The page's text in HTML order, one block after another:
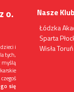
o.
i
tych,
myślą
się
Nasze
Łódzka
Sparta
Wisła Toruń